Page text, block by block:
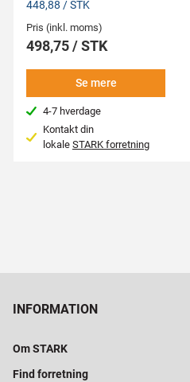
448,88 / STK
Pris (inkl. moms)
498,75 / STK
Se mere
4-7 hverdage
Kontakt din
lokale STARK forretning
INFORMATION
Om STARK
Find forretning